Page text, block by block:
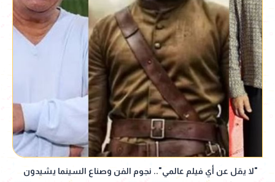
"لا يقل عن أي فيلم عالمي".. نجوم الفن وصناع السينما يشيدون